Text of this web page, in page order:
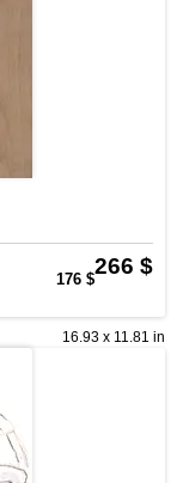
266 $
176 $
16.93 x 11.81 in